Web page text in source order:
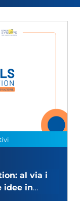
al via i
idee in